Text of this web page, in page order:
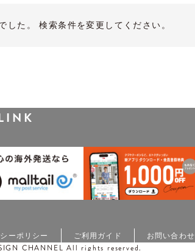
した。 検索条件を変更してください。
ーポリシー ご利用ガイド お問い合わせ
CHANNEL All rights reserved.